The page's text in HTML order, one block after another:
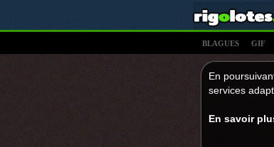
BLAGUES GIF
En
services
En savoir